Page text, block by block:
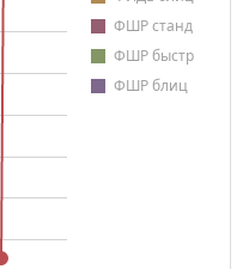
ФШР станд
ФШР быстр
ФШР блиц